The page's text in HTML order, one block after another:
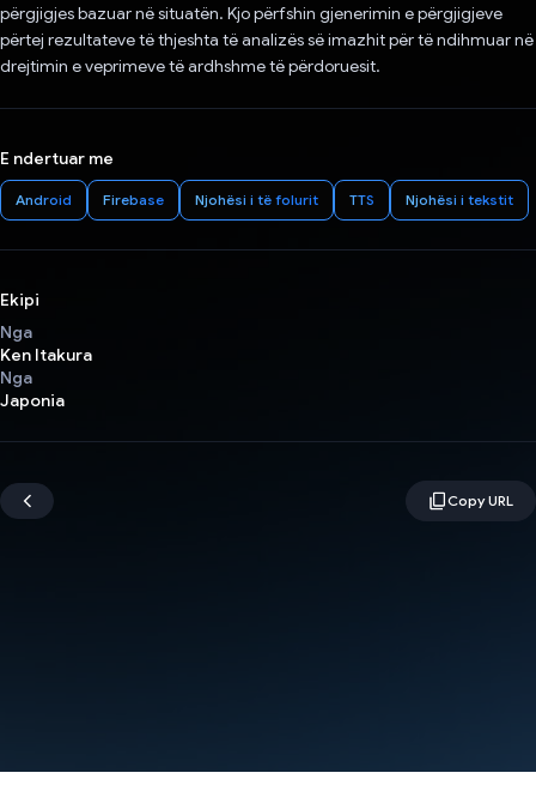
përgjigjes bazuar në situatën. Kjo përfshin gjenerimin e përgjigjeve
përtej rezultateve të thjeshta të analizës së imazhit për të ndihmuar në
drejtimin e veprimeve të ardhshme të përdoruesit.
E ndertuar me
Android Firebase Njohësi i të folurit TTS Njohësi i tekstit
Ekipi
Nga
Ken Itakura
Nga
Japonia